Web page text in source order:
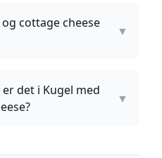
cottage cheese
▼
det i Kugel med
▼